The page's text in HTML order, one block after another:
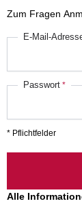
Zum Fragen
E-Mail-
Passwort
* Pflichtfelder
Alle